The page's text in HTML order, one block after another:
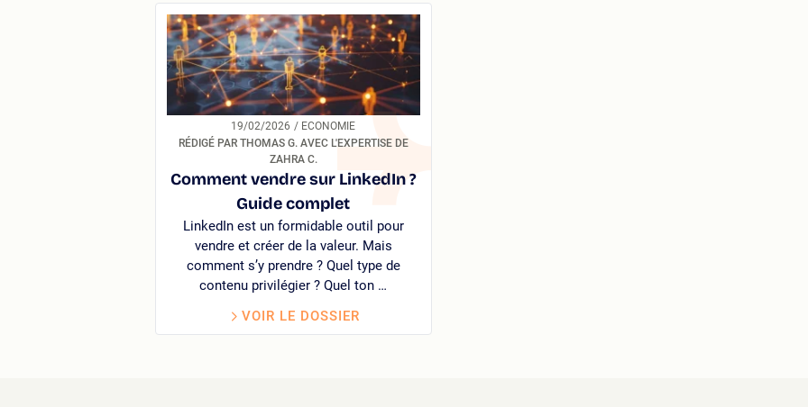
19/02/2026 / ECONOMIE
RÉDIGÉ PAR THOMAS G. AVEC L'EXPERTISE DE
ZAHRA C.
Comment vendre sur LinkedIn ?
Guide complet
LinkedIn est un formidable outil pour
vendre et créer de la valeur. Mais
comment s’y prendre ? Quel type de
contenu privilégier ? Quel ton …
VOIR LE DOSSIER